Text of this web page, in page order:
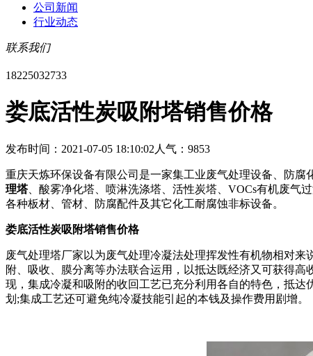
公司新闻
行业动态
联系我们
18225032733
娄底活性炭吸附塔销售价格
发布时间：2021-07-05 18:10:02 人气：9853
重庆天炼环保设备有限公司是一家集工业废气处理设备、防
理塔、酸雾净化塔、喷淋洗涤塔、活性炭塔、VOCs有机废气
各种板材、管材、防腐配件及其它化工耐腐蚀非标设备。
娄底活性炭吸附塔销售价格
废气处理塔厂家以为废气处理冷凝法处理挥发性有机物相对
附、吸收、膜分离等办法联合运用，以抵达既经济又可获得
现，集成冷凝和吸附的收回工艺已充分利用各自的特色，抵
划;集成工艺还可避免纯冷凝技能引起的本钱及操作费用剧增。